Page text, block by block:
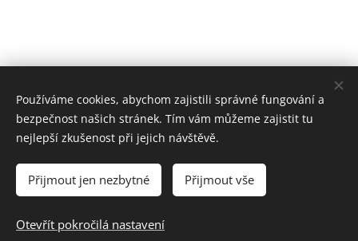
Do košíku
Cookies
Používáme cookies, abychom zajistili správné fungování a
bezpečnost našich stránek. Tím vám můžeme zajistit tu
nejlepší zkušenost při jejich návštěvě.
Přijmout jen nezbytné Přijmout vše
Otevřít pokročilá nastavení